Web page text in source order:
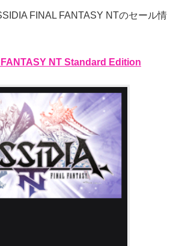
FINAL FANTASY NTのセール情
NT Standard Edition